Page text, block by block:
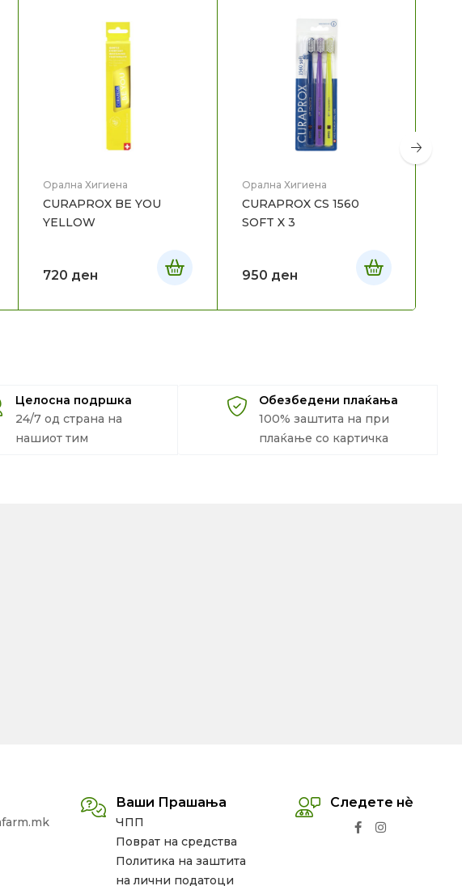
Орална Хигиена
CURAPROX BE YOU
YELLOW
720 ден
Орална Хигиена
CURAPROX CS 1560
SOFT X 3
950 ден
Целосна подршка
24/7 од страна на
нашиот тим
Обезбедени плаќања
100% заштита на при
плаќање со картичка
Ваши Прашања
ЧПП
Поврат на средства
Политика на заштита
на лични податоци
Следете нѐ